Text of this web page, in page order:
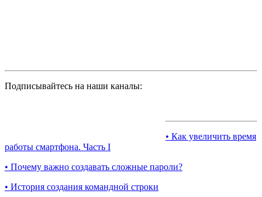
Подписывайтесь на наши каналы:
• Как увеличить время
работы смартфона. Часть I
• Почему важно создавать сложные пароли?
• История создания командной строки